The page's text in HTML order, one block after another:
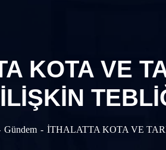
KOTA VE
İLİŞKİN
Gündem İTHALATTA KOTA VE